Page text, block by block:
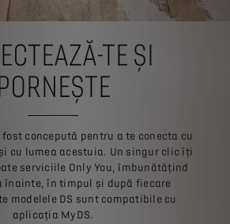
TE ȘI
concepută pentru a te conecta cu
cu lumea acestuia. Un singur clic îți
serviciile Only You, îmbunătățind
înainte, în timpul și după fiecare
modelele DS sunt compatibile cu
aplicația MyDS.